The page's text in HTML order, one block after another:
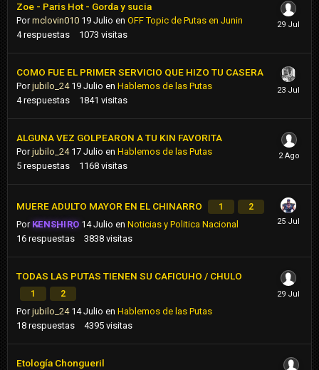
Zoe - Paris Hot - Gorda y sucia
Pormclovin010 19 Julio en OFF Topic de Putas en Junin
4 respuestas 1073 visitas
COMO FUE EL PRIMER SERVICIO QUE HIZO TU CASERA
Porjubilo_24 19 Julio en Hablemos de las Putas
4 respuestas 1841 visitas
ALGUNA VEZ GOLPEARON A TU KIN FAVORITA
Porjubilo_24 17 Julio en Hablemos de las Putas
5 respuestas 1168 visitas
MUERE ADULTO MAYOR EN EL CHINARRO 1 2
Por KENSHIRO 14 Julio enNoticias y Politica Nacional
16 respuestas 3838 visitas
TODAS LAS PUTAS TIENEN SU CAFICUHO / CHULO
1 2
Porjubilo_24 14 Julio en Hablemos de las Putas
18 respuestas 4395 visitas
Etología Chongueril